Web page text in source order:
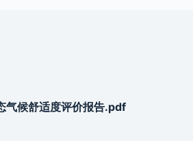
气候舒适度评价报告.pdf